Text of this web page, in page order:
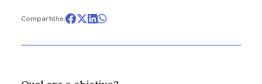
Compartilhe: